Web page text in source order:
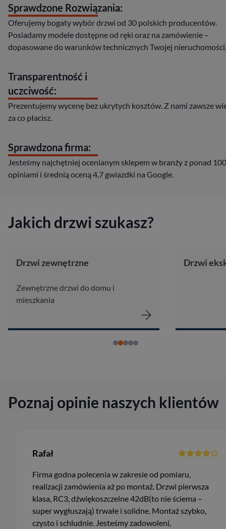
Sprawdzone Rozwiązania:
Oferujemy bogaty wybór drzwi od 30 polskich producentów.
Posiadamy modele dostępne od ręki oraz na zamówienie –
dopasowane do warunków technicznych Twojej nieruchomości.
Transparentność i
uczciwość:
Prezentujemy wycenę bez ukrytych kosztów. Z nami zawsze
za co płacisz.
Sprawdzona firma:
Jesteśmy najchętniej ocenianym sklepem w branży z ponad
opiniami i średnią oceną 4,7 gwiazdki na Google.
Jakich drzwi szukasz?
Drzwi zewnętrzne
Zewnętrzne drzwi do domu i
mieszkania
Drzwi
Poznaj opinie naszych klientów
Rafał
Firma godna polecenia w zakresie od pomiaru,
realizacji zamówienia aż po montaż. Drzwi pierwsza
klasa, RC3, dźwiękoszczelne 42dB(to nie ściema –
super wygłuszają) trwałe i solidne. Montaż szybko,
czysto i schludnie. Jesteśmy zadowoleni,